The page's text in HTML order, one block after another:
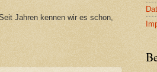
Jahren kennen wir es schon,